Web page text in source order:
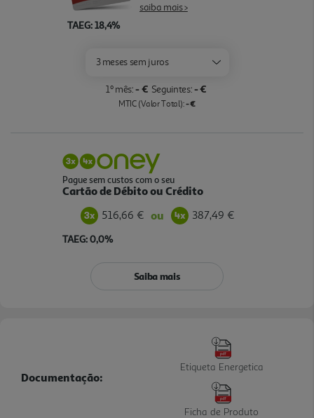
TAEG: 18,4%
saiba mais >
3 meses sem juros
1º mês:- € Seguintes:- €
MTIC (Valor Total):- €
Pague sem custos com o seu
Cartão de Débito ou Crédito
516,66 € ou 387,49 €
TAEG: 0,0%
Saiba mais
Documentação:
Etiqueta Energetica
Ficha de Produto